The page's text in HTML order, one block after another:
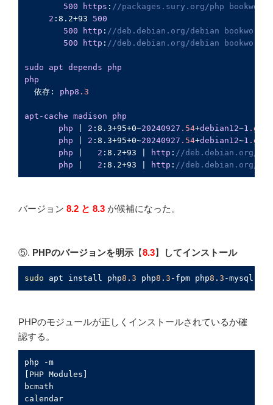
500
https : //packages.sury.org/php
2 :8.2+93
500
500
http : //deb.debian.org/debian bookworm/
500
http : //deb.debian.org/debian bookworm/
sudo apt depends
php
php
  依存:
php8 .3
apt-cache madison
php
php
2 :8.3+95+0~20240927 .54+debian12~1
php
2 :8.3+95+0~20240927 .54+debian12~1
php
2 :8.2+93 http : //deb.debian.org/
php
2 :8.2+93 http : //deb.debian.org/
バージョン 8.2 と 8.3 が候補になった。
⑤. PHPのバージョンを明示 【8.3】 してインストール
sudo apt install php8 . 3 php8 . 3 -fpm php8 . 3 -mysql php
PHPのモジュールが正しくインストールされているか確
認する。
[PHP Modules]
bcmath
calendar